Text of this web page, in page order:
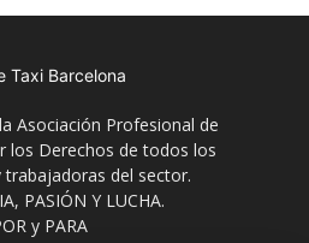
Asociación Profesional de
los Derechos de todos los
del sector.
PASIÓN Y LUCHA.
y PARA